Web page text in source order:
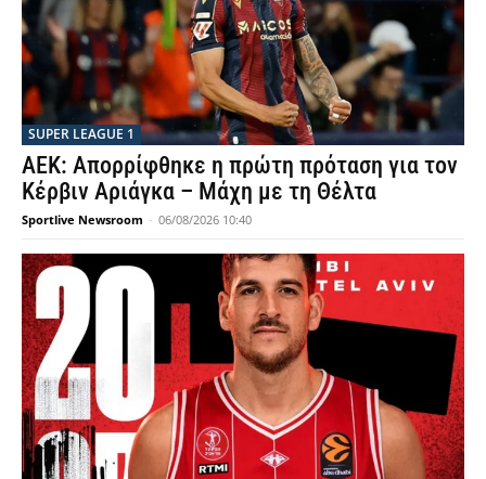
SUPER LEAGUE 1
ΑΕΚ: Απορρίφθηκε η πρώτη πρόταση για τον
Κέρβιν Αριάγκα – Μάχη με τη Θέλτα
Sportlive Newsroom - 06/08/2026 10:40